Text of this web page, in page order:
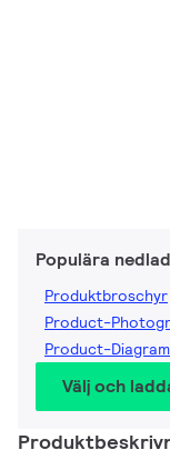
Populära
Produktbroschyr
Product-
Product-
Välj och